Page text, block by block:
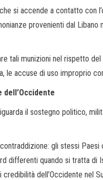
si accende a contatto con
provenienti dal Libano
tali munizioni nel rispetto
le accuse di uso improprio
il sostegno politico,
gli stessi
differenti quando si tratta di
dell’Occidente nel